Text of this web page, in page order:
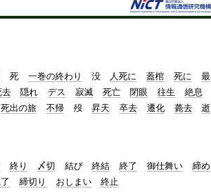
死 一巻の終わり 没 人死に 蓋棺 死に
最
去 隠れ デス 寂滅 死亡 閉眼 往生
絶息
死出の旅 不帰 歿 昇天 卒去 遷化 薨去
逝
終り 〆切 結び 終結 終了 御仕舞い
締め
締切り おしまい 終止